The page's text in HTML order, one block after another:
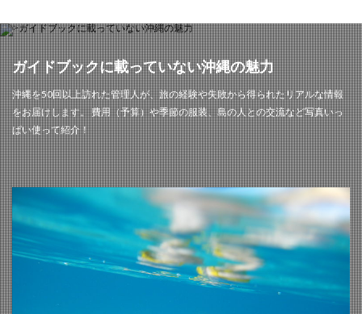
ガイドブックに載っていない沖縄の魅力
沖縄を50回以上訪れた管理人が、旅の経験や失敗から得られたリアルな情報
をお届けします。 費用（予算）や季節の服装、島の人との交流など写真いっ
ぱい使って紹介！